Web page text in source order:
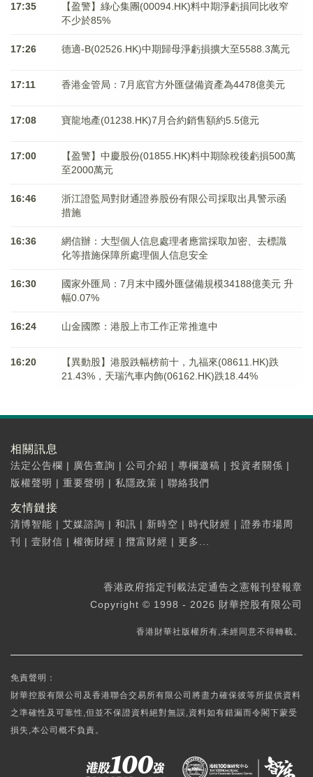
17:35
【盈警】綠心集團(00094.HK)料中期淨虧損同比收窄
不少於85%
17:26 德適-B(02526.HK)中期歸母淨虧損擴大至5588.3萬元
17:11 香港金管局：7月底官方外匯儲備資產為4478億美元
17:08 寶龍地產(01238.HK)7月合約銷售額約5.5億元
17:00
【盈警】中慶股份(01855.HK)料中期除稅後虧損500萬
至2000萬元
16:46
浙江證監局對財通證券股份有限公司採取出具警示函
措施
16:36
網信辦：大型個人信息處理者應當採取加密、去標識
化等措施保障所處理個人信息安全
16:30
國家外匯局：7月末中國外匯儲備規模34188億美元 升
幅0.07%
16:24 山金國際：港股上市工作正常推進中
16:20
【異動股】港股跌幅榜前十，九福來(08611.HK)跌
21.43%，天瑞汽車内飾(06162.HK)跌18.44%
相關訊息
法定公告欄 | 廣告查詢 | 公司介紹 | 專欄邀稿 | 投資者關係 |
版權聲明 | 重要聲明 | 私隱政策 | 聯絡我們
友情鏈接
清博智能 | 艾媒諮詢 | 和訊 | 新時空 | 時代財經 | 證券市場周
刊
| 壹財信 | 權衡財經 | 攬富財經 | 更多...
香港政府指定刊載法定通告之憲報刊登報章
Copyright © 1998 - 2026 財華控股有限公司
香港財華社版權所有,未經同意不得轉載。
免責聲明：
財華控股有限公司及香港聯合交易所有限公司將盡力確保彼等所提供資料
之準確性及可靠性,但並不保證資料絕對無誤,資料如有錯漏而令閣下蒙受
損失,本公司概不負責。